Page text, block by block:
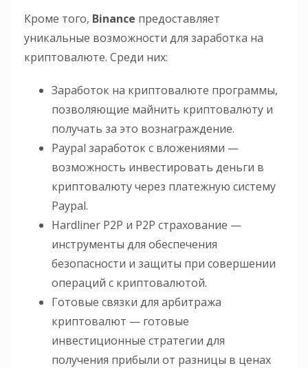
Кроме того, Binance предоставляет
уникальные возможности для заработка на
криптовалюте. Среди них:
Заработок на криптовалюте программы,
позволяющие майнить криптовалюту и
получать за это вознаграждение.
Paypal заработок с вложениями —
возможность инвестировать деньги в
криптовалюту через платежную систему
Paypal.
Hardliner P2P и P2P страхование —
инструменты для обеспечения
безопасности и защиты при совершении
операций с криптовалютой.
Готовые связки для арбитража
криптовалют — готовые
инвестиционные стратегии для
получения прибыли от разницы в ценах